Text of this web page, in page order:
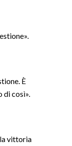
È
così».
vittoria